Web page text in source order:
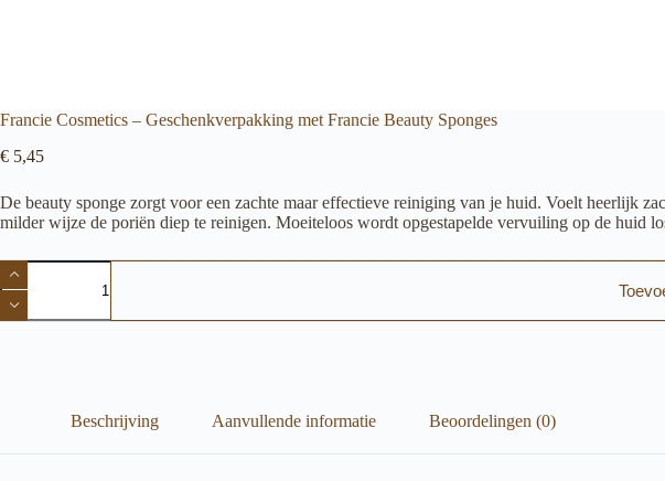
Francie Cosmetics – Geschenkverpakking met Francie Beauty Sponges
€ 5,45
De beauty sponge zorgt voor een zachte maar effectieve reiniging van je huid. Voelt heerlijk
milder wijze de poriën diep te reinigen. Moeiteloos wordt opgestapelde vervuiling op de huid
Francie
Cosmetics
Geschenkverpakking
Beschrijving Aanvullende informatie Beoordelingen (0)